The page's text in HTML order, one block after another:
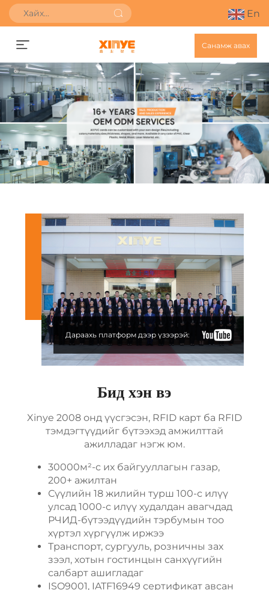
En
Санамж авах
Дараахь платформ дээр үзээрэй:
Бид хэн вэ
Xinye 2008 онд үүсгэсэн, RFID карт ба RFID
тэмдэгтүүдийг бүтээхэд амжилттай
ажилладаг нэгж юм.
30000м²-с их байгууллагын газар,
200+ ажилтан
Сүүлийн 18 жилийн турш 100-с илүү
улсад 1000-с илүү худалдан авагчдад
РЧИД-бүтээдүүдийн тэрбумын тоо
хүртэл хүргүүлж иржээ
Транспорт, сургууль, розничны зах
зээл, хотын гостинцын санхүүгийн
салбарт ашигладаг
ISO9001, IATF16949 сертификат авсан